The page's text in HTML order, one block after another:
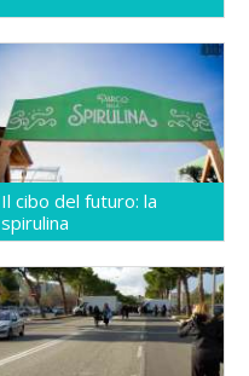
Il cibo del futuro: la
spirulina